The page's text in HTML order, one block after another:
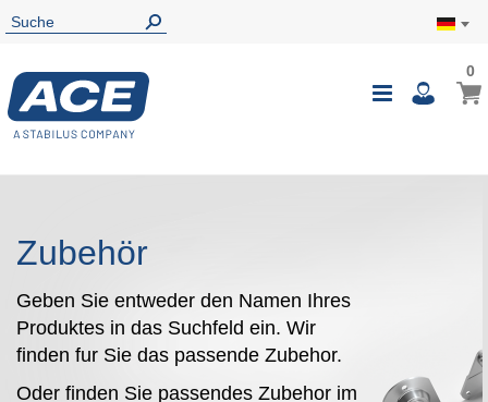
00
Zubehör
Geben Sie entweder den Namen Ihres
Produktes in das Suchfeld ein. Wir
finden fur Sie das passende Zubehor.
Oder finden Sie passendes Zubehor im